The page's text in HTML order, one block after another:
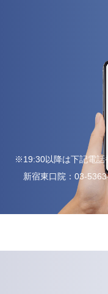
※19:30以降は下記電話
新宿東口院： 03-